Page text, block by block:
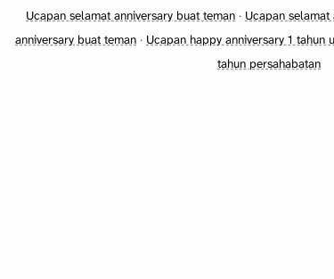
Ucapan selamat anniversary buat teman · Ucapan selamat
anniversary buat teman · Ucapan happy anniversary 1 tahun
tahun persahabatan